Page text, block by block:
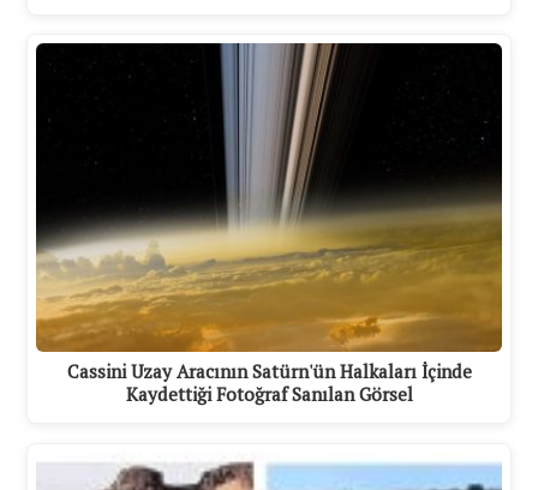
Cassini Uzay Aracının Satürn'ün Halkaları İçinde
Kaydettiği Fotoğraf Sanılan Görsel